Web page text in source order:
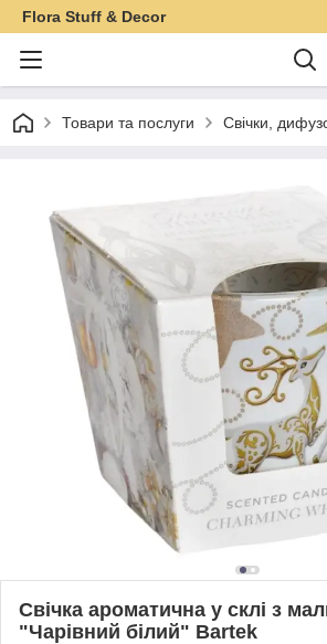
Flora Stuff & Decor
Товари та послуги Свічки,
Свічка ароматична у склі з
"Чарівний білий" Bartek